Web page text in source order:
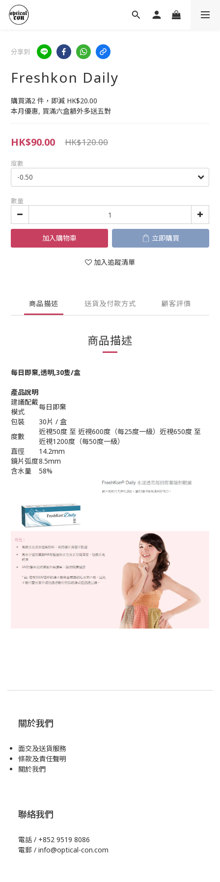
分享到
Freshkon Daily
購買滿2 件，即減 HK$20.00
本月優惠, 買滿六盒額外多送五對
HK$90.00 HK$120.00
度數
數量
加入購物車 立即購買
加入追蹤清單
商品描述 送貨及付款方式 顧客評價
商品描述
每日即棄,透明,30隻/盒
產品說明
建議配戴
模式
每日即棄
包裝
30片 / 盒
度數
近視50度 至 近視600度（每25度一級）近視650度 至
近視1200度（每50度一級）
直徑
14.2mm
鏡片弧度8.5mm
含水量
58%
關於我們
面交及送貨服務
條款及責任聲明
關於我們
聯絡我們
電話 / +852 9519 8086
電郵 / info@optical-con.com